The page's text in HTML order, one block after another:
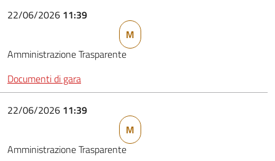
22/06/2026 11:39
M
Amministrazione Trasparente
Documenti di gara
22/06/2026 11:39
M
Amministrazione Trasparente